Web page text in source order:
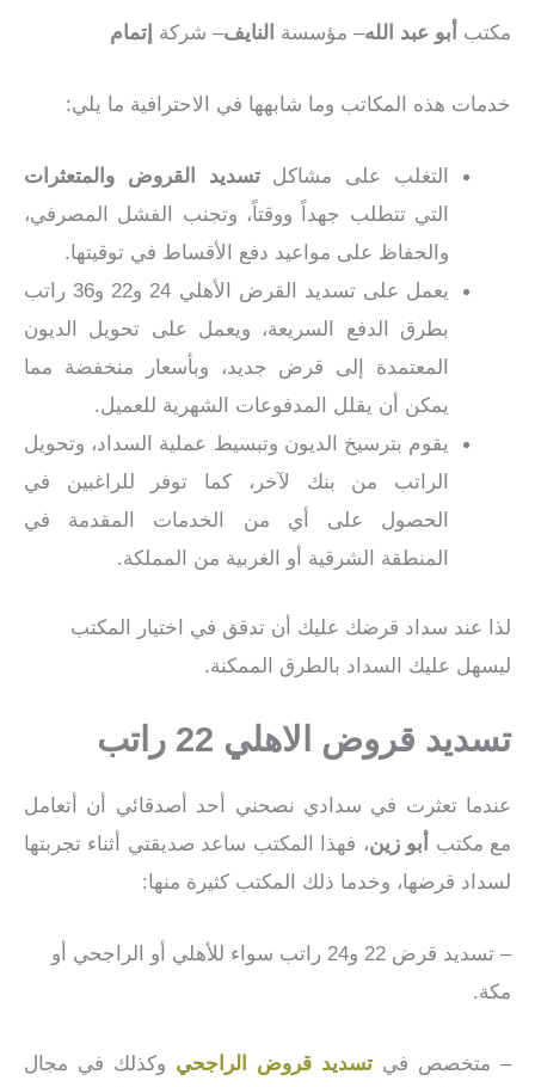
مكتب أبو عبد الله– مؤسسة النايف– شركة إتمام
خدمات هذه المكاتب وما شابهها في الاحترافية ما يلي:
التغلب على مشاكلتسديد القروض والمتعثرات
التي تتطلب جهداً ووقتاً، وتجنب الفشل المصرفي،
والحفاظ على مواعيد دفع الأقساط في توقيتها.
يعمل على تسديد القرض الأهلي 24 و22 و36 راتب
بطرق الدفع السريعة، ويعمل على تحويل الديون
المعتمدة إلى قرض جديد، وبأسعار منخفضة مما
يمكن أن يقلل المدفوعات الشهرية للعميل.
يقوم بترسيخ الديون وتبسيط عملية السداد، وتحويل
الراتب من بنك لآخر، كما توفر للراغبين في
الحصول على أي من الخدمات المقدمة في
المنطقة الشرقية أو الغربية من المملكة.
لذا عند سداد قرضك عليك أن تدقق في اختيار المكتب
ليسهل عليك السداد بالطرق الممكنة.
تسديد قروض الاهلي 22 راتب
عندما تعثرت في سدادي نصحني أحد أصدقائي أن أتعامل
مع مكتب
أبو زين، فهذا المكتب ساعد صديقتي أثناء تجربتها
لسداد قرضها، وخدما ذلك المكتب كثيرة منها:
– تسديد قرض 22 و24 راتب سواء للأهلي أو الراجحي أو
مكة.
– متخصص في تسديد قروض الراجحي وكذلك في مجال